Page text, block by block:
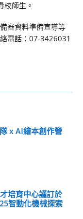
校師生。
審資料準備宣導等
電話：07-3426031
x AI繪本創作營
培育中心謹訂於
智動化機械探索